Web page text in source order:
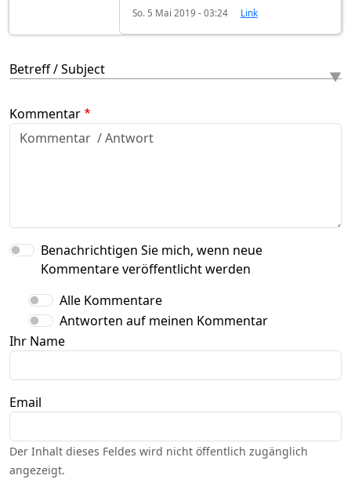
So. 5 Mai 2019 - 03:24 Link
Betreff / Subject
Kommentar
Benachrichtigen Sie mich, wenn neue
Kommentare veröffentlicht werden
Alle Kommentare
Antworten auf meinen Kommentar
Ihr Name
Email
Der Inhalt dieses Feldes wird nicht öffentlich zugänglich
angezeigt.